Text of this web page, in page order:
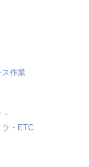
作業
ラ・ETC